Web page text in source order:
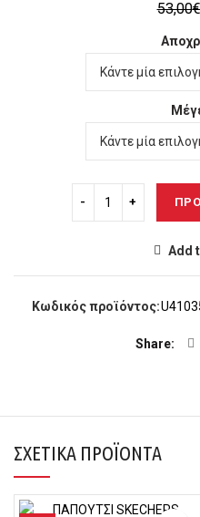
53,00€
Add
Κωδικός προϊόντος:
Share
ΣΧΕΤΙΚΆ ΠΡΟΪΌΝΤΑ